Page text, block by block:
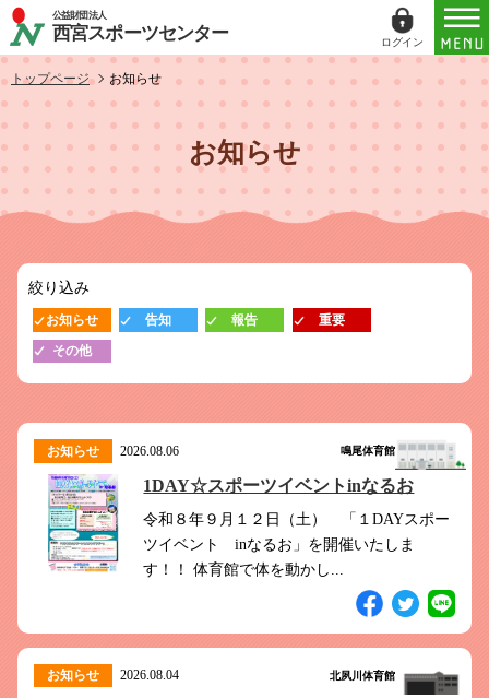
公益財団法人
西宮スポーツセンター ログイン
トップページ お知らせ
お知らせ
絞り込み
お知らせ 告知 報告 重要
その他
お知らせ 2026.08.06 鳴尾体育館
1DAY☆スポーツイベントinなるお
令和８年９月１２日（土） 「１DAYスポー
ツイベント inなるお」を開催いたしま
す！！ 体育館で体を動かし...
お知らせ 2026.08.04 北夙川体育館
ログイン
ID（メールアドレス）
パスワード
パスワードは半角数字、英小文字、英大文字
すべてを含む6文字以上
このホームページで会員登録がお済みの方
ログイン
このホームページで会員登録がまだの方
新規会員登録